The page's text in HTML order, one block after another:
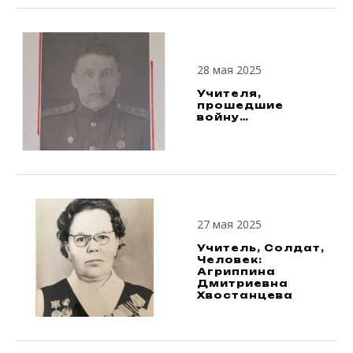
28 мая 2025
Учителя,
прошедшие
войну…
27 мая 2025
Учитель, Солдат,
Человек:
Агриппина
Дмитриевна
Хвостанцева